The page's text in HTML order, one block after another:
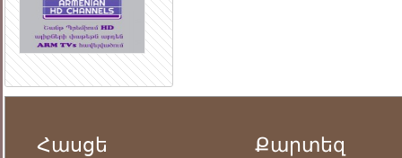
Հասցե Քարտեզ